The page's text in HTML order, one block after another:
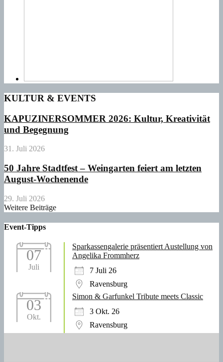
KULTUR & EVENTS
KAPUZINERSOMMER 2026: Kultur, Kreativität
und Begegnung
31. Juli 2026
50 Jahre Stadtfest – Weingarten feiert am letzten
August-Wochenende
29. Juli 2026
Weitere Beiträge
Event-Tipps
07
Juli
Sparkassengalerie präsentiert Austellung von
Angelika Frommherz
7 Juli 26
Ravensburg
03
Okt.
Simon & Garfunkel Tribute meets Classic
3 Okt. 26
Ravensburg